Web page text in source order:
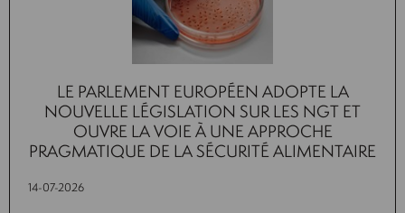
LE PARLEMENT EUROPÉEN ADOPTE LA
NOUVELLE LÉGISLATION SUR LES NGT ET
OUVRE LA VOIE À UNE APPROCHE
PRAGMATIQUE DE LA SÉCURITÉ ALIMENTAIRE
14-07-2026